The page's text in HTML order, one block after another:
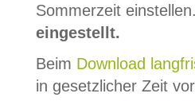
Sommerzeit
eingestellt.
Beim Download
in gesetzlicher Zeit